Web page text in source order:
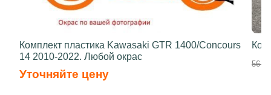
Комплект пластика Kawasaki GTR 1400/Concours
14 2010-2022. Любой окрас
Уточняйте цену
56